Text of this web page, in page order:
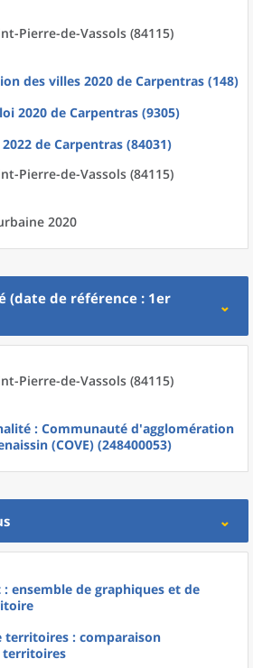
Pierre-de-Vassols (84115)
des villes 2020 de Carpentras (148)
2020 de Carpentras (9305)
de Carpentras (84031)
Pierre-de-Vassols (84115)
2020
(date de référence : 1er
Pierre-de-Vassols (84115)
: Communauté d'agglomération
(COVE) (248400053)
ensemble de graphiques et de
territoires : comparaison
territoires